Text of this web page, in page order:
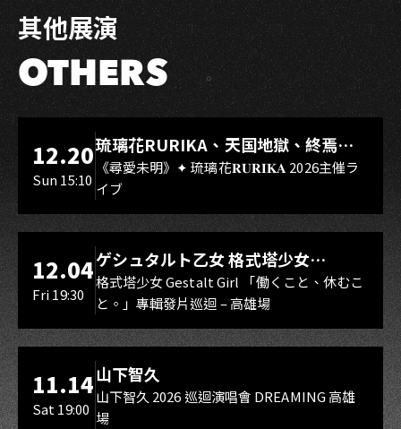
其他展演
OTHERS
LIVE WAREHOUSE 小庫
12.20
Sun 15:10
琉璃花RURIKA、天国地獄、終焉
Rebirth、DUALIA、無我夢中、花奏
スマイル（O.A.）
《尋愛未明》✦ 琉璃花𝐑𝐔𝐑𝐈𝐊𝐀 2026主催ラ
イブ
LIVE WAREHOUSE 小庫
12.04
Fri 19:30
ゲシュタルト乙女 格式塔少女
Gestalt Girl
格式塔少女 Gestalt Girl 「働くこと、休むこ
と。」專輯發片巡迴 – 高雄場
11.14
Sat 19:00
山下智久
山下智久 2026 巡迴演唱會 DREAMING 高雄
場